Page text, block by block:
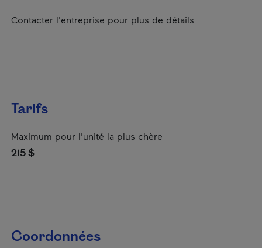
Contacter l'entreprise pour plus de détails
Tarifs
Maximum pour l'unité la plus chère
215 $
Coordonnées